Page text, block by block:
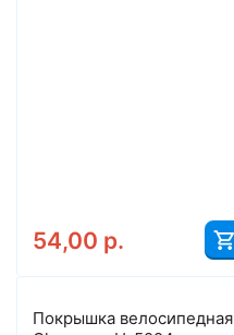
54,00 р.
Покрышка велосипедная